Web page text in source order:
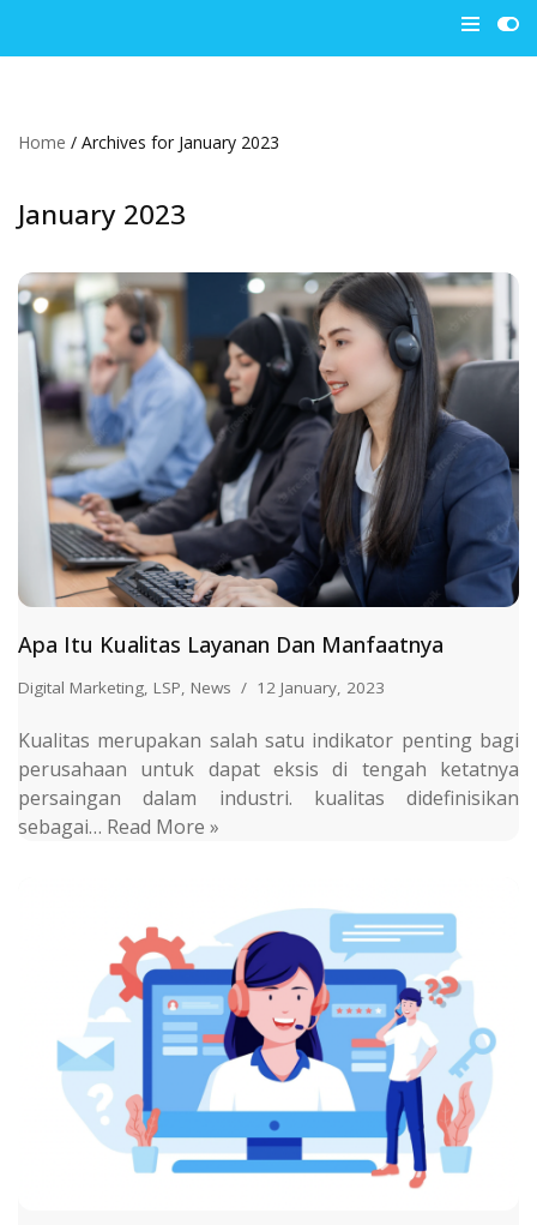
Home / Archives for January 2023
January 2023
Apa Itu Kualitas Layanan Dan Manfaatnya
Digital Marketing, LSP, News 12 January, 2023
Kualitas merupakan salah satu indikator penting bagi
perusahaan untuk dapat eksis di tengah ketatnya
persaingan dalam industri. kualitas didefinisikan
sebagai… Read More »